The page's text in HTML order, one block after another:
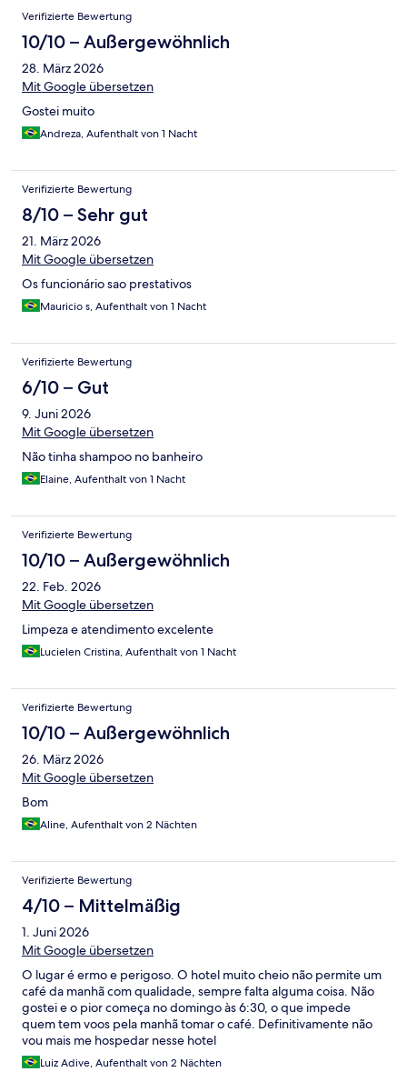
Verifizierte Bewertung
10/10 – Außergewöhnlich
28. März 2026
Mit Google übersetzen
Gostei muito
Andreza, Aufenthalt von 1 Nacht
Verifizierte Bewertung
8/10 – Sehr gut
21. März 2026
Mit Google übersetzen
Os funcionário sao prestativos
Mauricio s, Aufenthalt von 1 Nacht
Verifizierte Bewertung
6/10 – Gut
9. Juni 2026
Mit Google übersetzen
Não tinha shampoo no banheiro
Elaine, Aufenthalt von 1 Nacht
Verifizierte Bewertung
10/10 – Außergewöhnlich
22. Feb. 2026
Mit Google übersetzen
Limpeza e atendimento excelente
Lucielen Cristina, Aufenthalt von 1 Nacht
Verifizierte Bewertung
10/10 – Außergewöhnlich
26. März 2026
Mit Google übersetzen
Bom
Aline, Aufenthalt von 2 Nächten
Verifizierte Bewertung
4/10 – Mittelmäßig
1. Juni 2026
Mit Google übersetzen
O lugar é ermo e perigoso. O hotel muito cheio não permite um
café da manhã com qualidade, sempre falta alguma coisa. Não
gostei e o pior começa no domingo às 6:30, o que impede
quem tem voos pela manhã tomar o café. Definitivamente não
vou mais me hospedar nesse hotel
Luiz Adive, Aufenthalt von 2 Nächten